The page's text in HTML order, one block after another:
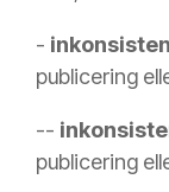
-
publicering
--
publicering